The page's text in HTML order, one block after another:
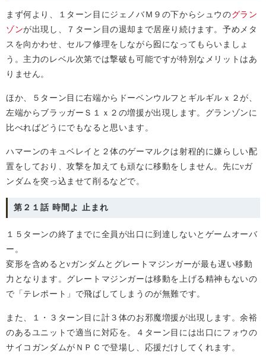
まず何より、１ターン目にジェノバＭ９の下からシュウのグラン
ゾンが出現し、７ターン目の退却まで居座り続けます。予めメタ
スを向かわせ、セルフ修理をしながら囮になってもらいましょ
う。主力のレベル次第では撃破も可能ですが特別なメリットはあ
りません。
ほか、５ターン目に右端からドーベンウルフとギルギルｘ２が、
左端からブラッガーＳ１ｘ２の増援が出現します。グランゾンに
比べればどうにでもなると思います。
ハマーンのキュベレイと２体のゲーマルクは射程的に嫌らしい配
置をしており、攻撃を加えても頑なに移動をしません。先にνガ
ンダムを突っ込ませて削るなどで。
第２１話 時間よ 止まれ
１５ターンの終了までに全員が出口に到達しないとゲームオーバ
ー。
変形を含めるとνガンダムとグレートマジンガーが最も遅い移動
力となります。グレートマジンガーは移動を上げる精神もないの
で「テレポート」で飛ばしてしまうのが無難です。
また、１・３ターン目に計３体のお邪魔増援が出現します。余裕
のあるユニットで適当に対応を。４ターン目には出口にフォウの
サイコガンダムがＮＰＣで登場し、応援だけしてくれます。